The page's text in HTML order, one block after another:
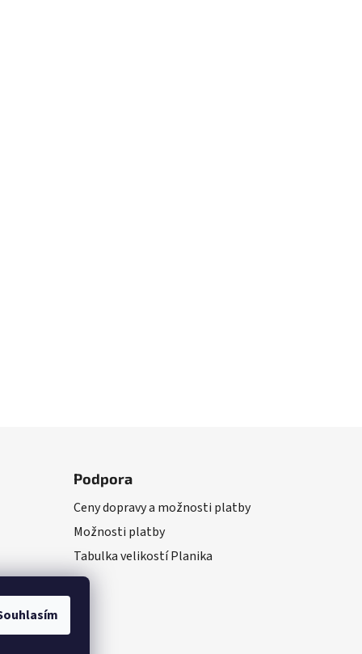
Podpora
Ceny dopravy a možnosti platby
Možnosti platby
Tabulka velikostí Planika